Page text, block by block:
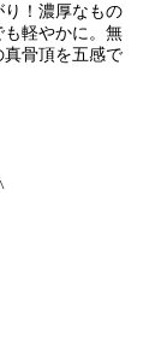
！濃厚なもの
軽やかに。無
骨頂を五感で